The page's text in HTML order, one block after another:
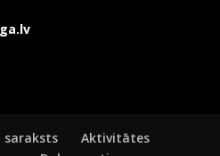
saraksts
Aktivitātes